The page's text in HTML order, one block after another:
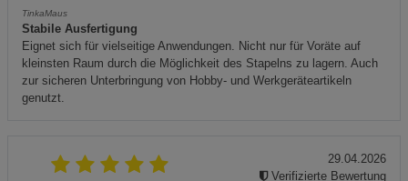
TinkaMaus
Stabile Ausfertigung
Eignet sich für vielseitige Anwendungen. Nicht nur für Voräte auf
kleinsten Raum durch die Möglichkeit des Stapelns zu lagern. Auch
zur sicheren Unterbringung von Hobby- und Werkgeräteartikeln
genutzt.
29.04.2026
Verifizierte Bewertung